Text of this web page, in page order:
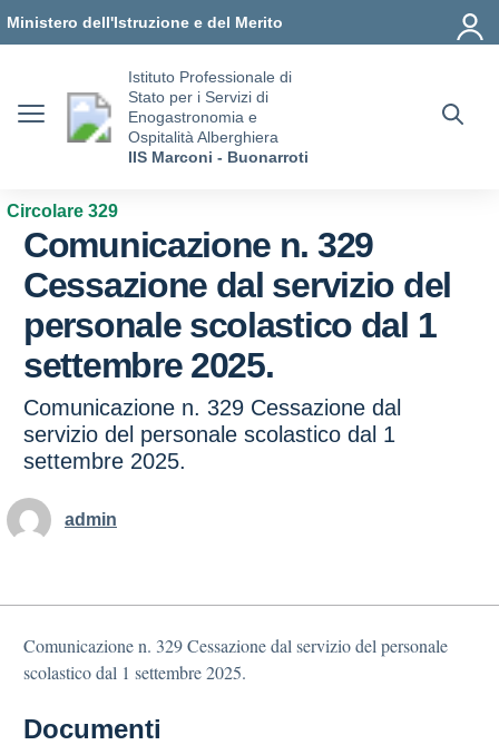
Ministero dell'Istruzione e del Merito
Istituto Professionale di
Stato per i Servizi di
Enogastronomia e
Ospitalità Alberghiera
IIS Marconi - Buonarroti
Circolare 329
Comunicazione n. 329
Cessazione dal servizio del
personale scolastico dal 1
settembre 2025.
Comunicazione n. 329 Cessazione dal
servizio del personale scolastico dal 1
settembre 2025.
admin
Comunicazione n. 329 Cessazione dal servizio del personale
scolastico dal 1 settembre 2025.
Documenti